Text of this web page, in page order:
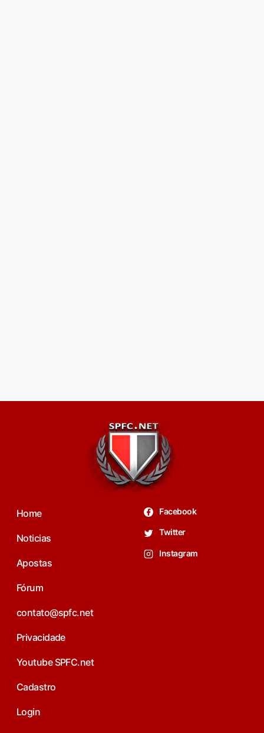
Home
Noticias
Apostas
Fórum
contato@spfc.net
Privacidade
Youtube SPFC.net
Cadastro
Login
Facebook
Twitter
Instagram